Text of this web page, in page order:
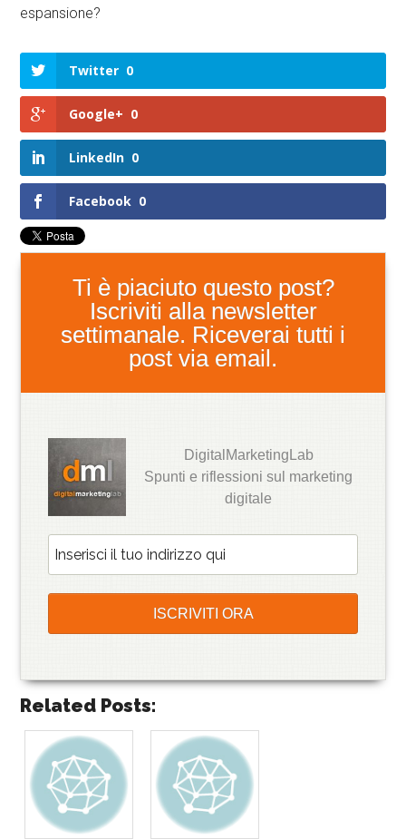
espansione?
Twitter 0
Google+ 0
LinkedIn 0
Facebook 0
Ti è piaciuto questo post?
Iscriviti alla newsletter
settimanale. Riceverai tutti i
post via email.
DigitalMarketingLab
Spunti e riflessioni sul marketing
digitale
Related Posts: